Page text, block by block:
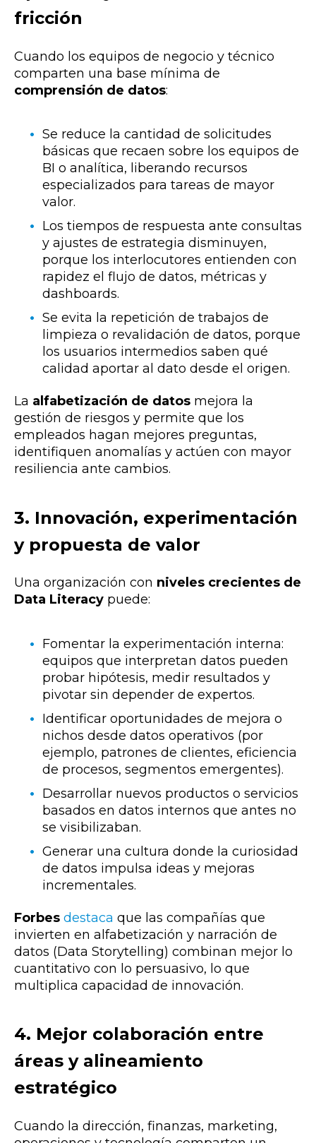
fricción
Cuando los equipos de negocio y técnico
comparten una base mínima de
comprensión de datos:
Se reduce la cantidad de solicitudes
básicas que recaen sobre los equipos de
BI o analítica, liberando recursos
especializados para tareas de mayor
valor.
Los tiempos de respuesta ante consultas
y ajustes de estrategia disminuyen,
porque los interlocutores entienden con
rapidez el flujo de datos, métricas y
dashboards.
Se evita la repetición de trabajos de
limpieza o revalidación de datos, porque
los usuarios intermedios saben qué
calidad aportar al dato desde el origen.
La alfabetización de datos mejora la
gestión de riesgos y permite que los
empleados hagan mejores preguntas,
identifiquen anomalías y actúen con mayor
resiliencia ante cambios.
3. Innovación, experimentación
y propuesta de valor
Una organización con niveles crecientes de
Data Literacy puede:
Fomentar la experimentación interna:
equipos que interpretan datos pueden
probar hipótesis, medir resultados y
pivotar sin depender de expertos.
Identificar oportunidades de mejora o
nichos desde datos operativos (por
ejemplo, patrones de clientes, eficiencia
de procesos, segmentos emergentes).
Desarrollar nuevos productos o servicios
basados en datos internos que antes no
se visibilizaban.
Generar una cultura donde la curiosidad
de datos impulsa ideas y mejoras
incrementales.
Forbes destaca que las compañías que
invierten en alfabetización y narración de
datos (Data Storytelling) combinan mejor lo
cuantitativo con lo persuasivo, lo que
multiplica capacidad de innovación.
4. Mejor colaboración entre
áreas y alineamiento
estratégico
Cuando la dirección, finanzas, marketing,